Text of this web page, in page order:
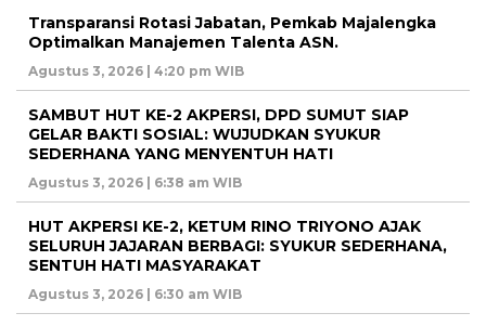
Transparansi Rotasi Jabatan, Pemkab Majalengka
Optimalkan Manajemen Talenta ASN.
Agustus 3, 2026 | 4:20 pm WIB
SAMBUT HUT KE-2 AKPERSI, DPD SUMUT SIAP
GELAR BAKTI SOSIAL: WUJUDKAN SYUKUR
SEDERHANA YANG MENYENTUH HATI
Agustus 3, 2026 | 6:38 am WIB
HUT AKPERSI KE-2, KETUM RINO TRIYONO AJAK
SELURUH JAJARAN BERBAGI: SYUKUR SEDERHANA,
SENTUH HATI MASYARAKAT
Agustus 3, 2026 | 6:30 am WIB